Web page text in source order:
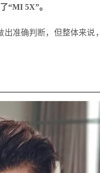
“MI 5X”。
准确判断，但整体来说，